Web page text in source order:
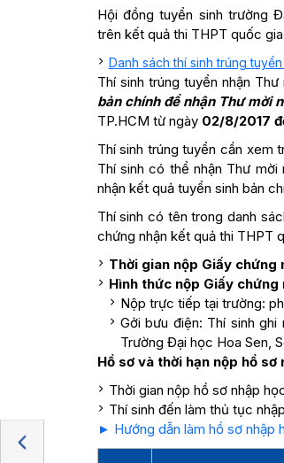
Hội đồng tuyển sinh trường
trên kết quả thi THPT quốc
Danh sách thí sinh trúng
Thí sinh trúng tuyển nhận
bản chính để nhận Thư mời
TP.HCM từ ngày02/8/2017
Thí sinh trúng tuyển cần xem
Thí sinh có thể nhận Thư
nhận kết quả tuyển sinh bản
Thí sinh có tên trong danh
chứng nhận kết quả thi THPT
Thời gian nộp Giấy chứng
Hình thức nộp Giấy chứng
Nộp trực tiếp tại trường:
Gởi bưu điện: Thí sinh
Trường Đại học Hoa Sen,
Hồ sơ và thời hạn nộp hồ sơ
Thời gian nộp hồ sơ nhập
Thí sinh đến làm thủ tục
► Hướng dẫn làm hồ sơ nhập